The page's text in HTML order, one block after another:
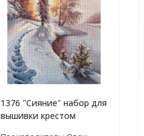
1376 "Сияние" набор для
вышивки крестом